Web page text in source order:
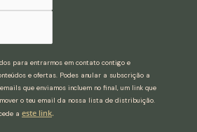
para entrarmos em contato contigo e
e ofertas. Podes anular a subscrição a
que enviamos incluem no final, um link que
o teu email da nossa lista de distribuição.
a este link.